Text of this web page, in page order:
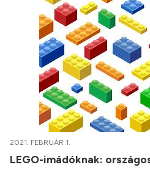
2021. FEBRUÁR 1.
LEGO-imádóknak: